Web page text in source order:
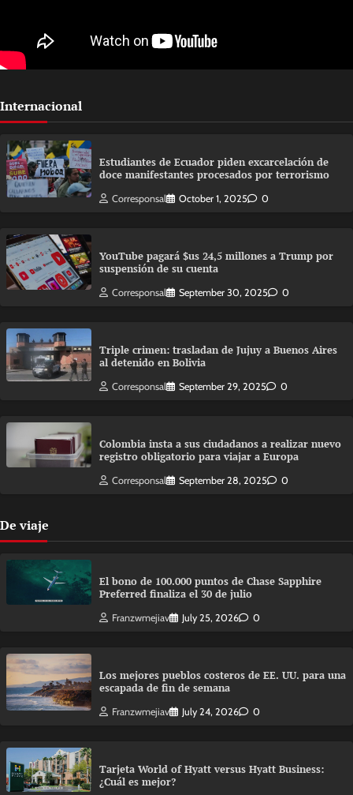
Internacional
Estudiantes de Ecuador piden excarcelación de
doce manifestantes procesados por terrorismo
Corresponsal October 1, 2025 0
YouTube pagará $us 24,5 millones a Trump por
suspensión de su cuenta
Corresponsal September 30, 2025 0
Triple crimen: trasladan de Jujuy a Buenos Aires
al detenido en Bolivia
Corresponsal September 29, 2025 0
Colombia insta a sus ciudadanos a realizar nuevo
registro obligatorio para viajar a Europa
Corresponsal September 28, 2025 0
De viaje
El bono de 100.000 puntos de Chase Sapphire
Preferred finaliza el 30 de julio
Franzwmejiav July 25, 2026 0
Los mejores pueblos costeros de EE. UU. para una
escapada de fin de semana
Franzwmejiav July 24, 2026 0
Tarjeta World of Hyatt versus Hyatt Business:
¿Cuál es mejor?